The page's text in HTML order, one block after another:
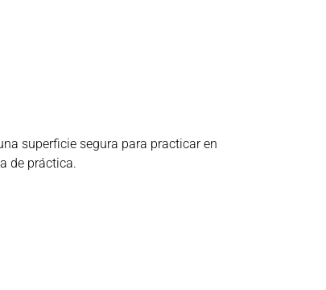
superficie segura para practicar en
de práctica.